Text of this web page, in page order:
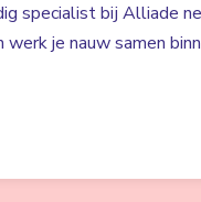
specialist bij Alliade
je nauw samen